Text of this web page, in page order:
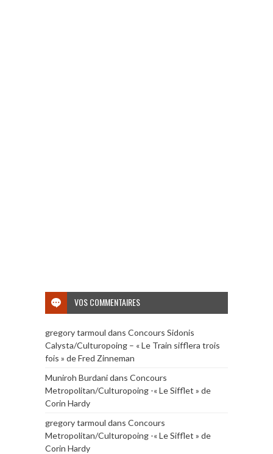
VOS COMMENTAIRES
gregory tarmoul dans Concours Sidonis
Calysta/Culturopoing – « Le Train sifflera trois
fois » de Fred Zinneman
Muniroh Burdanidans Concours
Metropolitan/Culturopoing -« Le Sifflet » de
Corin Hardy
gregory tarmoul dans Concours
Metropolitan/Culturopoing -« Le Sifflet » de
Corin Hardy